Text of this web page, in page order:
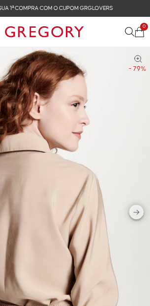
1ª COMPRA COM O CUPOM GRGLOVERS
0
- 79%